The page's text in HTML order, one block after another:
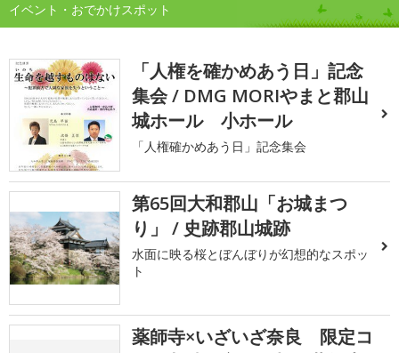
イベント・おでかけスポット
「人権を確かめあう日」記念
集会 / DMG MORIやまと郡山
城ホール 小ホール
「人権確かめあう日」記念集会
第65回大和郡山「お城まつ
り」 / 史跡郡山城跡
水面に映る桜とぼんぼりが幻想的なスポッ
ト
薬師寺×いざいざ奈良 限定コ